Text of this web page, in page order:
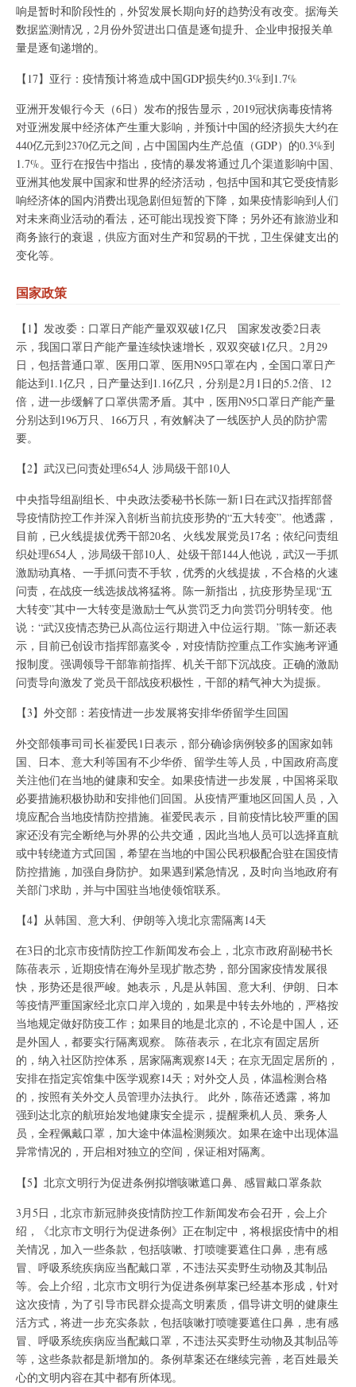
响是暂时和阶段性的，外贸发展长期向好的趋势没有改变。据海关
数据监测情况，2月份外贸进出口值是逐旬提升、企业申报报关单
量是逐旬递增的。
【17】亚行：疫情预计将造成中国GDP损失约0.3%到1.7%
亚洲开发银行今天（6日）发布的报告显示，2019冠状病毒疫情将
对亚洲发展中经济体产生重大影响，并预计中国的经济损失大约在
440亿元到2370亿元之间，占中国国内生产总值（GDP）的0.3%到
1.7%。亚行在报告中指出，疫情的暴发将通过几个渠道影响中国、
亚洲其他发展中国家和世界的经济活动，包括中国和其它受疫情影
响经济体的国内消费出现急剧但短暂的下降，如果疫情影响到人们
对未来商业活动的看法，还可能出现投资下降；另外还有旅游业和
商务旅行的衰退，供应方面对生产和贸易的干扰，卫生保健支出的
变化等。
国家政策
【1】发改委：口罩日产能产量双双破1亿只 国家发改委2日表
示，我国口罩日产能产量连续快速增长，双双突破1亿只。2月29
日，包括普通口罩、医用口罩、医用N95口罩在内，全国口罩日产
能达到1.1亿只，日产量达到1.16亿只，分别是2月1日的5.2倍、12
倍，进一步缓解了口罩供需矛盾。其中，医用N95口罩日产能产量
分别达到196万只、166万只，有效解决了一线医护人员的防护需
要。
【2】武汉已问责处理654人 涉局级干部10人
中央指导组副组长、中央政法委秘书长陈一新1日在武汉指挥部督
导疫情防控工作并深入剖析当前抗疫形势的“五大转变”。他透露，
目前，已火线提拔优秀干部20名、火线发展党员17名；依纪问责组
织处理654人，涉局级干部10人、处级干部144人他说，武汉一手抓
激励动真格、一手抓问责不手软，优秀的火线提拔，不合格的火速
问责，在战疫一线选拔战将猛将。陈一新指出，抗疫形势呈现“五
大转变”其中一大转变是激励士气从赏罚乏力向赏罚分明转变。他
说：“武汉疫情态势已从高位运行期进入中位运行期。”陈一新还表
示，目前已创设市指挥部嘉奖令，对疫情防控重点工作实施考评通
报制度。强调领导干部靠前指挥、机关干部下沉战疫。正确的激励
问责导向激发了党员干部战疫积极性，干部的精气神大为提振。
【3】外交部：若疫情进一步发展将安排华侨留学生回国
外交部领事司司长崔爱民1日表示，部分确诊病例较多的国家如韩
国、日本、意大利等国有不少华侨、留学生等人员，中国政府高度
关注他们在当地的健康和安全。如果疫情进一步发展，中国将采取
必要措施积极协助和安排他们回国。从疫情严重地区回国人员，入
境应配合当地疫情防控措施。崔爱民表示，目前疫情比较严重的国
家还没有完全断绝与外界的公共交通，因此当地人员可以选择直航
或中转绕道方式回国，希望在当地的中国公民积极配合驻在国疫情
防控措施，加强自身防护。如果遇到紧急情况，及时向当地政府有
关部门求助，并与中国驻当地使领馆联系。
【4】从韩国、意大利、伊朗等入境北京需隔离14天
在3日的北京市疫情防控工作新闻发布会上，北京市政府副秘书长
陈蓓表示，近期疫情在海外呈现扩散态势，部分国家疫情发展很
快，形势还是很严峻。她表示，凡是从韩国、意大利、伊朗、日本
等疫情严重国家经北京口岸入境的，如果是中转去外地的，严格按
当地规定做好防疫工作；如果目的地是北京的，不论是中国人，还
是外国人，都要实行隔离观察。 陈蓓表示，在北京有固定居所
的，纳入社区防控体系，居家隔离观察14天；在京无固定居所的，
安排在指定宾馆集中医学观察14天；对外交人员，体温检测合格
的，按照有关外交人员管理办法执行。 此外，陈蓓还透露，将加
强到达北京的航班始发地健康安全提示，提醒乘机人员、乘务人
员，全程佩戴口罩，加大途中体温检测频次。如果在途中出现体温
异常情况的，开启相对独立的空间，保证相对隔离。
【5】北京文明行为促进条例拟增咳嗽遮口鼻、感冒戴口罩条款
3月5日，北京市新冠肺炎疫情防控工作新闻发布会召开，会上介
绍，《北京市文明行为促进条例》正在制定中，将根据疫情中的相
关情况，加入一些条款，包括咳嗽、打喷嚏要遮住口鼻，患有感
冒、呼吸系统疾病应当配戴口罩，不违法买卖野生动物及其制品
等。会上介绍，北京市文明行为促进条例草案已经基本形成，针对
这次疫情，为了引导市民群众提高文明素质，倡导讲文明的健康生
活方式，将进一步充实条款，包括咳嗽打喷嚏要遮住口鼻，患有感
冒、呼吸系统疾病应当配戴口罩，不违法买卖野生动物及其制品等
等，这些条款都是新增加的。条例草案还在继续完善，老百姓最关
心的文明内容在其中都有所体现。